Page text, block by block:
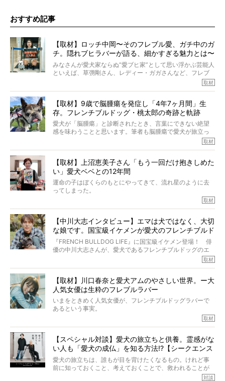
おすすめ記事
【取材】ロッチ中岡〜そのフレブル愛、ガチ中のガ
チ。隠れブヒラバーが語る、細かすぎる魅力とは〜
【前編】
みなさんが愛犬家ならぬ“愛ブヒ家”として思い浮かぶ芸能人
といえば、草彅剛さん、レディー・ガガさんなど、フレブ
ルを飼っている方が多いと思います。が、ロッチ中岡さん
も、じつは大のフレブルラバーだというのをご存知です
んのインスタグラムを覗くと、たくさんのフレブルアカウ
ントがフォローされていて、わが『FRENCH BULLDOG
LIFE』モデルのnicoやトーラスも、その中の一頭。
そんな中岡さんに、フレブルの魅力を語っていただきまし
た。そのブヒ愛っぷりは、思ってた以上！ ガチ中のガチ
取材
【取材】9歳で脳腫瘍を発症し「4年7ヶ月間」生
存。フレンチブルドッグ・桃太郎の奇跡と軌跡
愛犬が「脳腫瘍」と診断されたとき、言葉にできない絶望
感を味わうことと思います。筆者も脳腫瘍で愛犬が旅立っ
たひとり。だからこそ、どれほど厄介で困難な病気かを理
解をしているつもりです。「発症から1年生存すれば素晴ら
ところが、フレンチブルドッグの桃太郎は9歳で脳腫瘍を発
症し、なんと4年7ヶ月間も生き抜いたのです。旅立ったと
きの年齢は13歳と11ヶ月、レジェンド級のレジェンドでし
た。さらには、治療後3年間は一度も発作が起きなかったと
いいます。
この事実はフレンチブルドッグだけでなく、脳腫瘍と闘う
多くの犬たちに勇気と希望を与えるに違いありません。桃
太郎のオーナーである佐藤さんご夫婦に、治療の選択やケ
アについて詳しくお話しをうかがいました。
取材
【取材】上沼恵美子さん「もう一回だけ抱きしめた
い」愛犬ベベとの12年間
運命の子はぼくらのもとにやってきて、流れ星のように去
ってしまった。
けれども、ぼくらはそのことについて考えたいし、泣き出
り添いたいと思う。
その悲しみをいますぐ解消することはできないが、話をき
いて、泣いたり笑ったりするのもいいだろう。
こんな子だった、こんなにいい子だった、ほんとうに愛し
ていたと。
ぼくらは上沼恵美子さんのご自宅へ伺って、お話をきこう
と思った。
取材
【中川大志インタビュー】エマは犬ではなく、大切
な娘です。国宝級イケメンが愛犬のフレンチブルド
ッグと一緒に登場
『FRENCH BULLDOG LIFE』に国宝級イケメン登場！ 俳
優の中川大志さんが、愛犬であるフレンチブルドッグのエ
マちゃん（2歳の女の子）にメロメロとの情報を聞きつけ、
中川さんを直撃。そのフレブル愛をたっぷり語っていただ
カエピソードが次から次へと飛び出しました。
取材
【取材】川口春奈と愛犬アムのやさしい世界。ー大
人気女優は生粋のフレブルラバー
いまをときめく人気女優が、フレンチブルドッグラバーで
あるという事実。
とりを目の当たりにするほどに、そのフレンチブルドッグ
愛がわたしたちのそれとまったく同じであることに、なん
だかうれしくなってしまったのでした。
春奈さんとアムちゃんのすてきな暮らしを、BUHI編集長の
小西がいつくしみながら、切り取らせていただきます。
取材
【スペシャル対談】愛犬の旅立ちと供養。霊感がな
い人も「愛犬の成仏」を知る方法!?【シークエンス
はやとも×PELI】
愛犬の旅立ちは、誰もが目を背けたくなるもの。けれど事
前に知っておくこと、考えておくことで、救われることが
対談